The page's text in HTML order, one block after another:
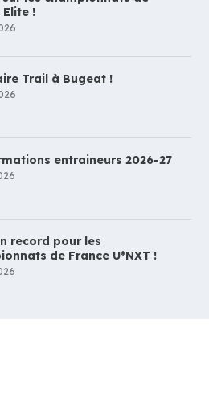
Elite !
Trail à Bugeat !
entraineurs 2026-27
record pour les
de France U*NXT !